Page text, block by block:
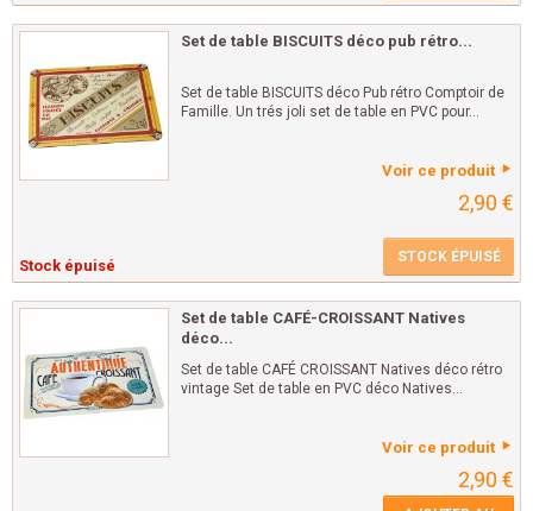
Set de table BISCUITS déco pub rétro...
Set de table BISCUITS déco Pub rétro Comptoir de
Famille. Un trés joli set de table en PVC pour...
Voir ce produit
2,90 €
Stock épuisé STOCK ÉPUISÉ
Set de table CAFÉ-CROISSANT Natives
déco...
Set de table CAFÉ CROISSANT Natives déco rétro
vintage Set de table en PVC déco Natives...
Voir ce produit
2,90 €